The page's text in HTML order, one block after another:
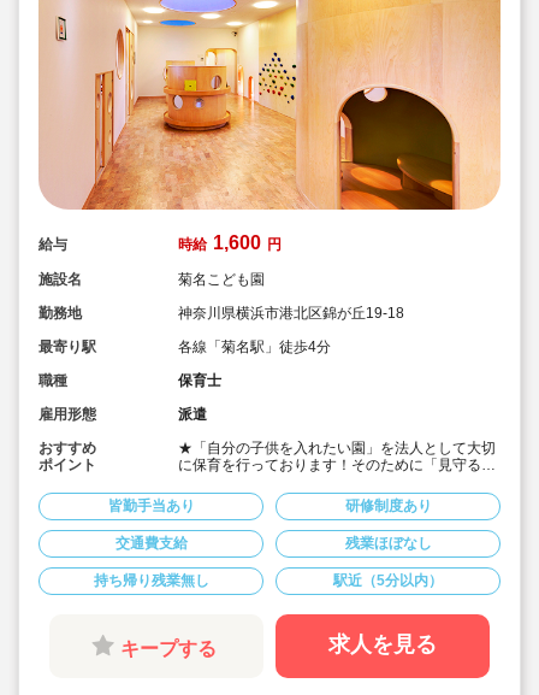
給与 時給 1,600 円
施設名
菊名こども園
勤務地
神奈川県横浜市港北区錦が丘19-18
最寄り駅
各線「菊名駅」徒歩4分
職種
保育士
雇用形態
派遣
おすすめ
ポイント
★「自分の子供を入れたい園」を法人として大切
に保育を行っております！そのために「見守る保
行っている保育園です♪
★保育士専任のコンサルタントがあなたの派遣就
業を安心サポートいたします
★菊名駅より徒歩4分・定員60名の認可保育園！
★時給1,600円の求人です！
★勤務条件等相談可能です！
キララサポートで派遣就業する3つのメリット
・求人提案から就業後のサポートまで専任コンサ
ルタントが細やかに対応します
・手当や福利厚生については当社独自のサービス
皆勤手当あり 研修制度あり
交通費支給 残業ほぼなし
持ち帰り残業無し 駅近（5分以内）
キープする 求人を見る